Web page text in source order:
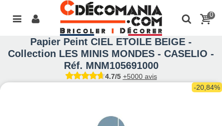
0
Papier Peint CIEL ETOILE BEIGE -
Collection LES MINIS MONDES - CASELIO -
Réf. MNM105691000
4.7/5 +5000 avis
-20,84%